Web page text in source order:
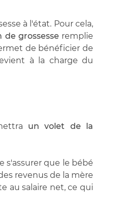
à l'état. Pour cela,
de grossesse remplie
de bénéficier de
à la charge du
un volet de la
s'assurer que le bébé
revenus de la mère
au salaire net, ce qui